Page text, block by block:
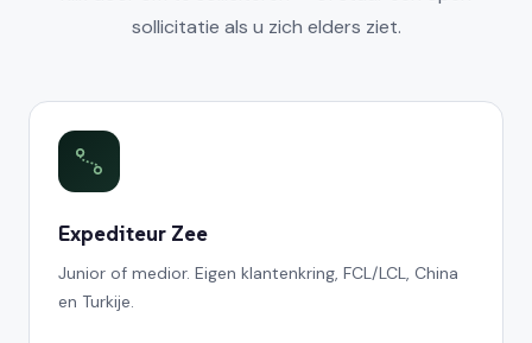
sollicitatie als u zich elders ziet.
Expediteur Zee
Junior of medior. Eigen klantenkring, FCL/LCL, China
en Turkije.